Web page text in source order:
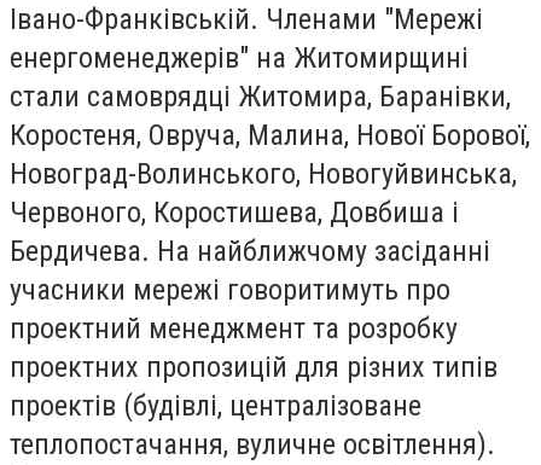
Івано-Франківській. Членами "Мережі
енергоменеджерів" на Житомирщині
стали самоврядці Житомира, Баранівки,
Коростеня, Овруча, Малина, Нової Борової,
Новоград-Волинського, Новогуйвинська,
Червоного, Коростишева, Довбиша і
Бердичева. На найближчому засіданні
учасники мережі говоритимуть про
проектний менеджмент та розробку
проектних пропозицій для різних типів
проектів (будівлі, централізоване
теплопостачання, вуличне освітлення).